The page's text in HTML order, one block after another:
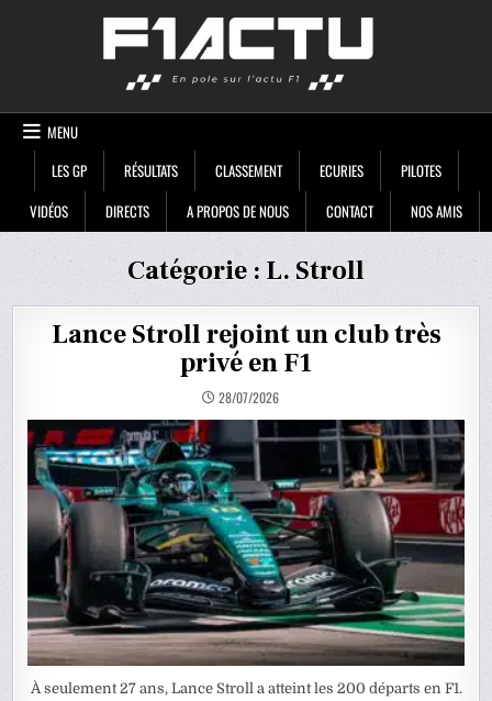
MENU
LES GP
RÉSULTATS CLASSEMENT ECURIES
PILOTES
VIDÉOS
DIRECTS A PROPOS DE NOUS CONTACT NOS AMIS
Catégorie : L. Stroll
Lance Stroll rejoint un club très
privé en F1
28/07/2026
À seulement 27 ans, Lance Stroll a atteint les 200 départs en F1.